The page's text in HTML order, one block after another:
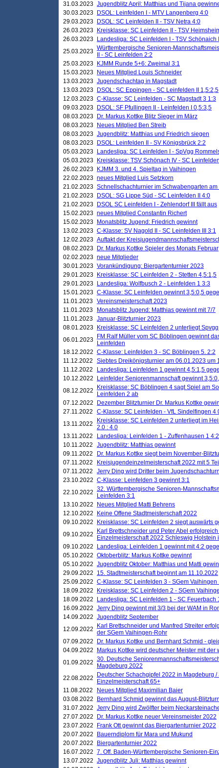
31.03.2023 Jugendblitz April: Matthias und Tijana
30.03.2023
DSOL: Leinfelden I - MTV Langenberg 4:0
29.03.2023
DSOL: SC Leinfelden II - TSV Netra 4:0
26.03.2023
Kreisklasse: SC Leinfelden II - TSV
26.03.2023
Landesliga: SC Leinfelden I - TSV Schönaich
25.03.2023 Württembergische Senioren-
II - SC Leinfelden 2:2
25.03.2023
KJMM Runde 5+6: Zweimal 3:1
15.03.2023
Neues Mitglied Louis Schneider
13.03.2023 Jugendschachtag in Magstadt
13.03.2023
DSOL: SC Eppingen - SC Leinfelden II 1,5:2,5
12.03.2023 C-Klasse: SC Leinfelden - SC Magstadt 3 1:3
09.03.2023
DSOL: SF Pfullingen II - Leinfelden I 0,5:3,5
08.03.2023
Dr. Markus Kottke Blitz Sieger im März
08.03.2023
Neues Mitglied Ben Streib
08.03.2023 Jugendblitz: Matthias und Friedrich siegen
08.03.2023
DSOL: Leinfelden II - SV Königsbrück 2:2
05.03.2023
Landesliga: SC Leinfelden I - SpVgg
05.03.2023
Kreisklasse: TSV Schönach IV - SC
26.02.2023
KJMM 3. und 4. Spieltag in Vaihingen
22.02.2023 neues Mitglied Luis Setzkorn
21.02.2023 Schnellschachturnier im Schwabengarten
21.02.2023
DSOL: SG Lippe Süd - SC Leinfelden II 4:0
21.02.2023
DSOL SC Leinfelden I - Zehlendorf III fällt aus
15.02.2023 neues Mitglied Constantin Richert
15.02.2023
Monatsblitz Jugend: Friedrich gewinnt
13.02.2023 C-Klasse: SV Nagold II - SC Leinfelden III 3:1
12.02.2023 Auftakt der
08.02.2023
Dr. Markus Kottke Spieler des Monats Februar
02.02.2023 neue Mitglieder
30.01.2023 Vorankündigung: Biergartenturnier 2023
29.01.2023
Kreisklasse: SC Leinfelden 2 - Stetten 4,5:1,5
29.01.2023
Landesliga: Wolfbusch 2 - Leinfelden 1 3:3
15.01.2023 C-Klasse: SC Leinfelden gewinnt 3,5:0,5
11.01.2023 Vereinsmeisterschaft 2023
11.01.2023
Monatsblitz Jugend: Matthias gewinnt mit 7/7
11.01.2023 Januar-Blitzturnier 2023
08.01.2023
Kreisklasse: SC Leinfelden 2 unterliegt
06.01.2023
FM Ralf Müller vom SC Böblingen gewinnt
Leinfelden
18.12.2022 C-Klasse: Leinfelden 3 - SC Böblingen 5. 2:2
11.12.2022
Siebtes Dreikönigsturnier am 06.01.2023 um
11.12.2022
Landesliga: Leinfelden 1 gewinnt 4,5:1,5
10.12.2022
Leinfelder Seniorenmannschaft gewinnt
08.12.2022
Kreisklasse: SC Böblingen 4 sagt Spiel am
Leinfelden 2 ab
07.12.2022
Dezember Blitzturnier Dr. Markus Kottke
27.11.2022
C-Klasse: SC Leinfelden - VfL Sindelfingen 4
13.11.2022
Kreisklasse: SC Leinfelden 2 unterliegt im
2.0 : 4.0
13.11.2022
Landesliga: Leinfelden 1 - Zuffenhausen 1 4:2
10.11.2022
Jugendblitz: Matthias gewinnt
09.11.2022
Dr. Markus Kottke siegt beim November-
07.11.2022
Kreisjugendeinzelmeisterschaft 2022 mit 5
07.11.2022
Jerry Ding wird Dritter beim
23.10.2022 C-Klasse: Leinfelden 3 gewinnt 3:1
22.10.2022 32. Württembergische Senioren-
Leinfelden 3:1
13.10.2022
Neues Mitglied Matti Behrens
12.10.2022
Keine Offene Stadtmeisterschaft 2022
09.10.2022
Kreisklasse: SC Leinfelden 2 siegt auswärts
09.10.2022
Karl Brettschneider und Peter Abel
Einzelmeisterschaft 2022 Schleswig Holstein
09.10.2022
Landesliga: Leinfelden 1 gewinnt mit 4:2
05.10.2022 Oktoberblitz: Markus Kottke gewinnt
05.10.2022 Jugendblitz Oktober: Matthias und Matti
29.09.2022
15. Stadtmeisterschaft beginnt am 11.10.2022
25.09.2022 C-Klasse: SC Leinfelden 3 - SGem Vaihingen
18.09.2022
Kreisklasse: SC Leinfelden 2 - SGem
18.09.2022
Landesliga: SC Leinfelden 1 - SC Feuerbach
16.09.2022 Jerry Ding gewinnt mit 3/3 bei der WAM in
14.09.2022 Jugendblitz September
12.09.2022
Karl Brettschneider und Manfred Streiter
der SGem Vaihingen-Rohr
07.09.2022
Dr. Markus Kottke und Bernhard Schmid -
04.09.2022
Markus Kottke wird deutscher Meister mit
01.09.2022 30. Deutsche
Magdeburg 2022
22.08.2022
Deutscher Schachgipfel 2022 in Magdeburg
Einzelmeisterschaft 65+
11.08.2022
Neues Mitglied Maximilian Baier
03.08.2022
Bernhard Schmid gewinnt das August-
31.07.2022 Jerry Ding wird Zwölfter beim
27.07.2022
Dr. Markus Kottke neuer Vereinsmeister 2022
23.07.2022
Frank Ott gewinnt das Biergartenturnier 2022
20.07.2022
Bauerndiplom für Mara und Mukund
20.07.2022
Biergartenturnier 2022
16.07.2022 7. Off. Baden-Württembergische Senioren-
13.07.2022 Jugendblitz Juli: Matthias gewinnt